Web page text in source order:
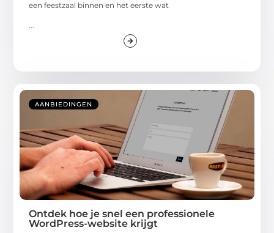
een feestzaal binnen en het eerste wat
AANBIEDINGEN
Ontdek hoe je snel een professionele
WordPress-website krijgt